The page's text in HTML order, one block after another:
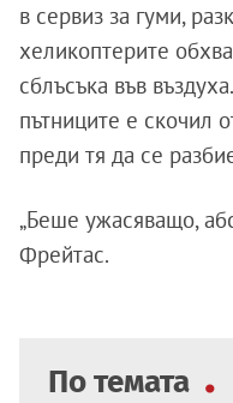
в сервиз за гуми,
хеликоптерите
сблъсъка във
пътниците е скочил
преди тя да се
„Беше ужасяващо,
Фрейтас.
По темата